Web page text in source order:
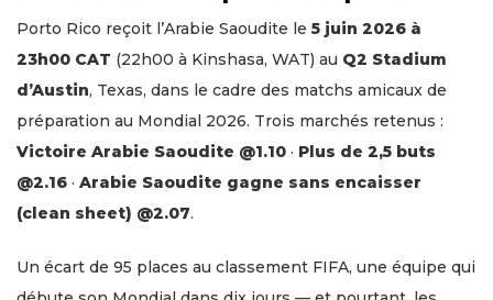
Porto Rico reçoit l’Arabie Saoudite le 5 juin 2026 à
23h00 CAT (22h00 à Kinshasa, WAT) au Q2 Stadium
d’Austin, Texas, dans le cadre des matchs amicaux de
préparation au Mondial 2026. Trois marchés retenus :
Victoire Arabie Saoudite @1.10 · Plus de 2,5 buts
@2.16 · Arabie Saoudite gagne sans encaisser
(clean sheet) @2.07.
Un écart de 95 places au classement FIFA, une équipe qui